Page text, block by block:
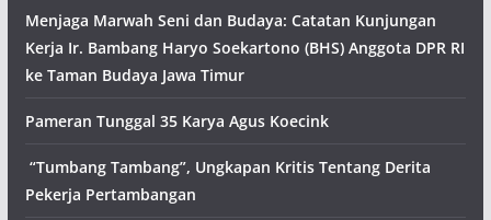
Menjaga Marwah Seni dan Budaya: Catatan Kunjungan
Kerja Ir. Bambang Haryo Soekartono (BHS) Anggota DPR RI
ke Taman Budaya Jawa Timur
Pameran Tunggal 35 Karya Agus Koecink
“Tumbang Tambang”, Ungkapan Kritis Tentang Derita
Pekerja Pertambangan